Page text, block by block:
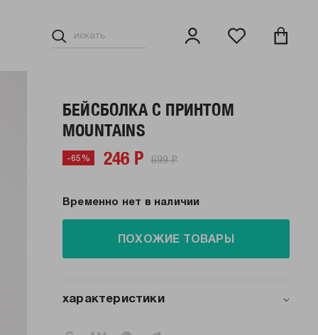
БЕЙСБОЛКА С ПРИНТОМ
MOUNTAINS
-65% 246 Р 699 Р
Временно нет в наличии
ПОХОЖИЕ ТОВАРЫ
характеристики